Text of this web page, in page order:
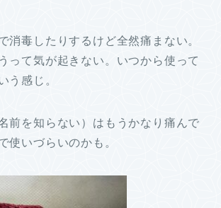
消毒したりするけど全然痛まない。
って気が起きない。いつから使って
う感じ。
前を知らない）はもうかなり痛んで
使いづらいのかも。